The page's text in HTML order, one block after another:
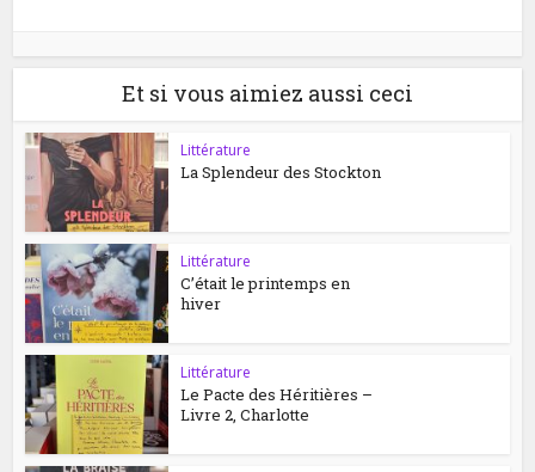
Et si vous aimiez aussi ceci
Littérature
La Splendeur des Stockton
Littérature
C’était le printemps en
hiver
Littérature
Le Pacte des Héritières –
Livre 2, Charlotte